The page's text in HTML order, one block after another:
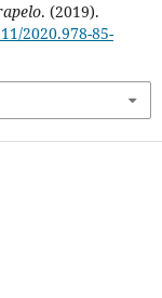
. (2019).
2020.978-85-